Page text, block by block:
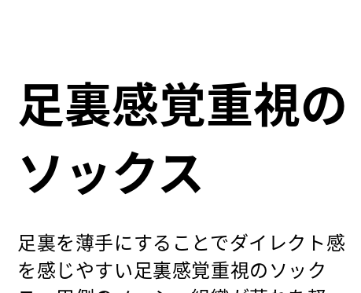
足裏感覚重視の
ソックス
足裏を薄手にすることでダイレクト感
を感じやすい足裏感覚重視のソック